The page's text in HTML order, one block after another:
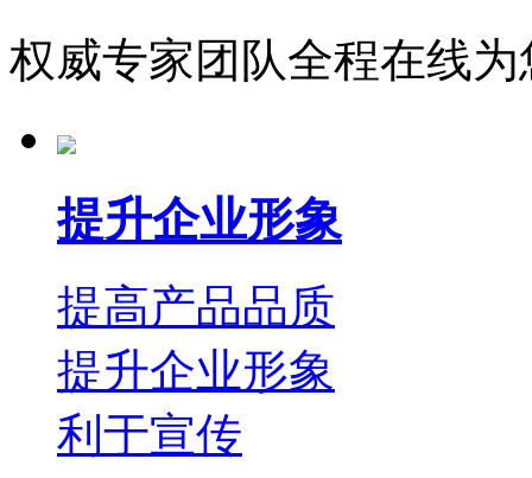
权威专家团队全程在线
提升企业形象
提高产品品质
提升企业形象
利于宣传